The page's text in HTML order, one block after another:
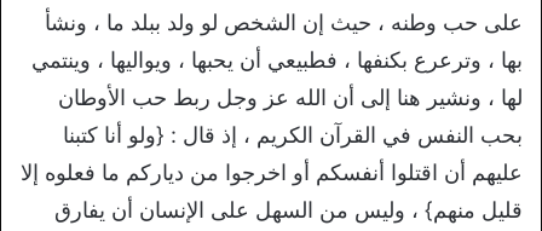
على حب وطنه ، حيث إن الشخص لو ولد ببلد ما ، ونشأ
بها ، وترعرع بكنفها ، فطبيعي أن يحبها ، ويواليها ، وينتمي
لها ، ونشير هنا إلى أن الله عز وجل ربط حب الأوطان
بحب النفس في القرآن الكريم ، إذ قال : {ولو أنا كتبنا
عليهم أن اقتلوا أنفسكم أو اخرجوا من دياركم ما فعلوه إلا
قليل منهم} ، وليس من السهل على الإنسان أن يفارق